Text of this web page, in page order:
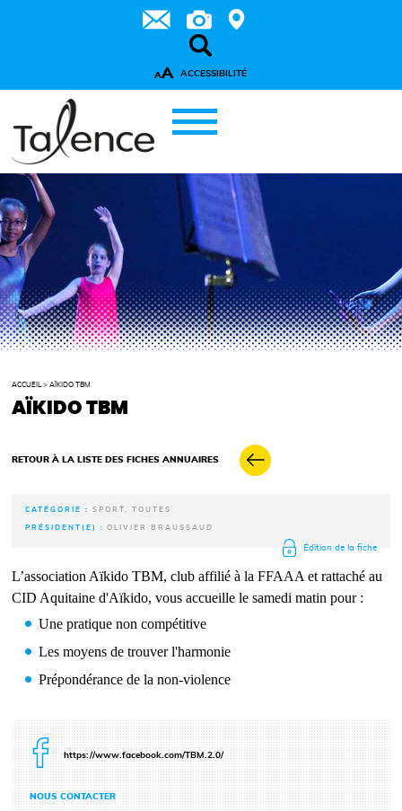
AA ACCESSIBILITÉ
ACCUEIL >AÏKIDO TBM
AÏKIDO TBM
RETOUR À LA LISTE DES FICHES ANNUAIRES
CATÉGORIE :SPORT, TOUTES
PRÉSIDENT(E) : OLIVIER BRAUSSAUD
Édition de la fiche
L’association Aïkido TBM, club affilié à la FFAAA et rattaché au
CID Aquitaine d'Aïkido, vous accueille le samedi matin pour :
Une pratique non compétitive
Les moyens de trouver l'harmonie
Prépondérance de la non-violence
https://www.facebook.com/TBM.2.0/
NOUS CONTACTER